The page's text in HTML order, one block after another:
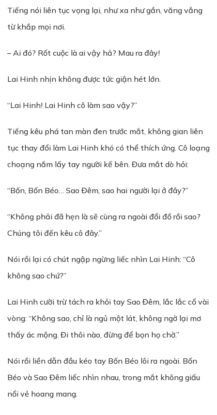
Tiếng nói liên tục vọng lại, như xa như gần, văng vẳng
từ khắp mọi nơi.
– Ai đó? Rốt cuộc là ai vậy hả? Mau ra đây!
Lai Hinh nhịn không được tức giận hét lớn.
“Lai Hinh! Lai Hinh cô làm sao vậy?”
Tiếng kêu phá tan màn đen trước mắt, không gian liên
tục thay đổi làm Lai Hinh khó có thể thích ứng. Cô loạng
choạng nắm lấy tay người kế bên. Đưa mắt dò hỏi:
“Bốn, Bốn Béo… Sao Đêm, sao hai người lại ở đây?”
“Không phải đã hẹn là sẽ cùng ra ngoài đổi đồ rồi sao?
Chúng tôi đến kêu cô đây.”
Nói rồi lại có chút ngập ngừng liếc nhìn Lai Hinh: “Cô
không sao chứ?”
Lai Hinh cười trừ tách ra khỏi tay Sao Đêm, lắc lắc cổ vài
vòng: “Không sao, chỉ là ngủ một lát, không ngờ lại mơ
thấy ác mộng. Đi thôi nào, đừng để bọn họ chờ.”
Nói rồi liền dẫn đầu kéo tay Bốn Béo lôi ra ngoài. Bốn
Béo và Sao Đêm liếc nhìn nhau, trong mắt không giấu
nổi vẻ hoang mang.